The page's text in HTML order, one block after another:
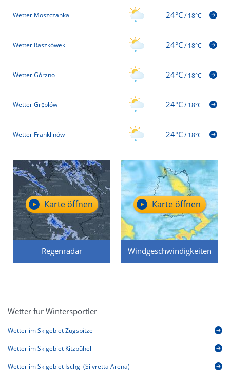
Wetter Moszczanka 24°C/18°C
Wetter Raszkówek 24°C/18°C
Wetter Górzno 24°C/18°C
Wetter Gręblów 24°C/18°C
Wetter Franklinów 24°C/18°C
Regenradar
Karte öffnen
Windgeschwindigkeiten
Karte öffnen
Wetter für Wintersportler
Wetter im Skigebiet Zugspitze
Wetter im Skigebiet Kitzbühel
Wetter im Skigebiet Ischgl (Silvretta Arena)